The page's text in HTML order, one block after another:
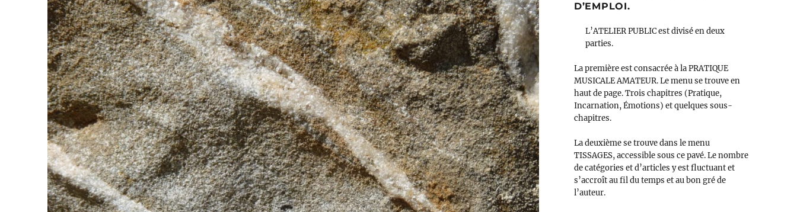
D’EMPLOI.
L’ATELIER PUBLIC est divisé en deux
parties.
La première est consacrée à la PRATIQUE
MUSICALE AMATEUR. Le menu se trouve en
haut de page. Trois chapitres (Pratique,
Incarnation, Émotions) et quelques sous-
chapitres.
La deuxième se trouve dans le menu
TISSAGES, accessible sous ce pavé. Le nombre
de catégories et d’articles y est fluctuant et
s’accroît au fil du temps et au bon gré de
l’auteur.